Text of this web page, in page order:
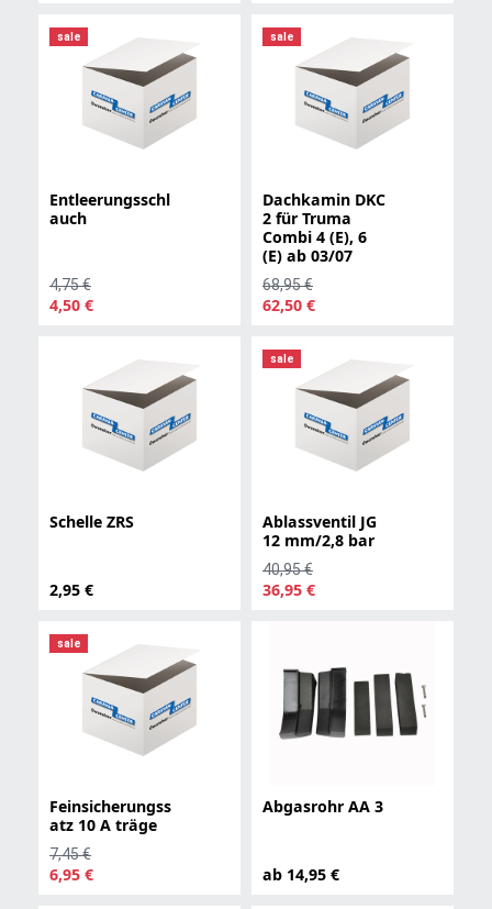
sale
Entleerungsschl
auch
4,75 €
4,50 €
sale
Dachkamin DKC
2 für Truma
Combi 4 (E), 6
(E) ab 03/07
68,95 €
62,50 €
Schelle ZRS
2,95 €
sale
Ablassventil JG
12 mm/2,8 bar
40,95 €
36,95 €
sale
Feinsicherungss
atz 10 A träge
7,45 €
6,95 €
Abgasrohr AA 3
ab 14,95 €